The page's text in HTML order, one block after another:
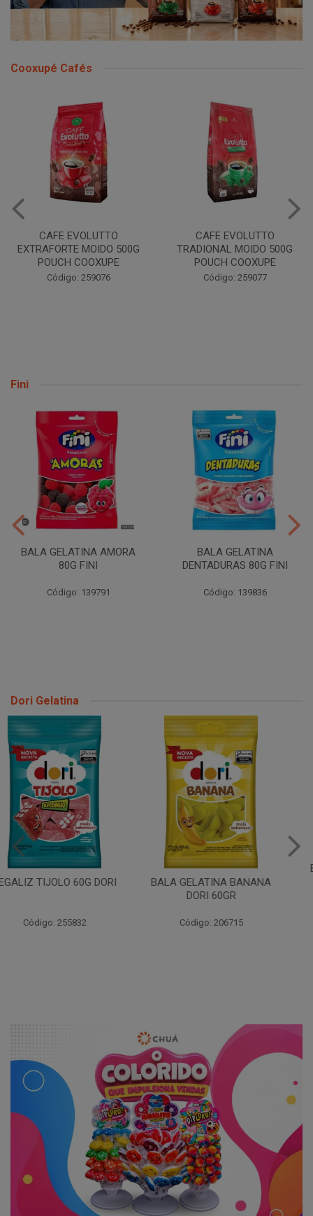
Cooxupé Cafés
CAFE EVOLUTTO
EXTRAFORTE MOIDO 500G
POUCH COOXUPE
Código: 259076
CAFE EVOLUTTO
TRADIONAL MOIDO 500G
POUCH COOXUPE
Código: 259077
Fini
BALA GELATINA AMORA
80G FINI
Código: 139791
BALA GELATINA
DENTADURAS 80G FINI
Código: 139836
Dori Gelatina
BALA GELATINA BANANA
Código: 206715
BALA GELATINA AMORA
DORI 60GR